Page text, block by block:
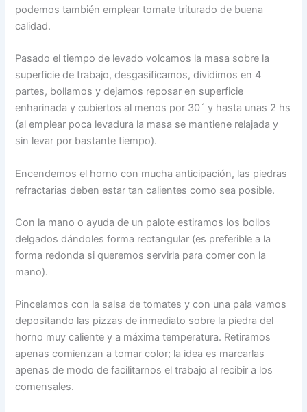
podemos también emplear tomate triturado de buena
calidad.
Pasado el tiempo de levado volcamos la masa sobre la
superficie de trabajo, desgasificamos, dividimos en 4
partes, bollamos y dejamos reposar en superficie
enharinada y cubiertos al menos por 30´ y hasta unas 2 hs
(al emplear poca levadura la masa se mantiene relajada y
sin levar por bastante tiempo).
Encendemos el horno con mucha anticipación, las piedras
refractarias deben estar tan calientes como sea posible.
Con la mano o ayuda de un palote estiramos los bollos
delgados dándoles forma rectangular (es preferible a la
forma redonda si queremos servirla para comer con la
mano).
Pincelamos con la salsa de tomates y con una pala vamos
depositando las pizzas de inmediato sobre la piedra del
horno muy caliente y a máxima temperatura. Retiramos
apenas comienzan a tomar color; la idea es marcarlas
apenas de modo de facilitarnos el trabajo al recibir a los
comensales.